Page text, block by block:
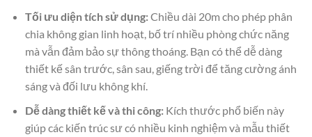
Tối ưu diện tích sử dụng:Chiều dài 20m cho phép phân
chia không gian linh hoạt, bố trí nhiều phòng chức năng
mà vẫn đảm bảo sự thông thoáng. Bạn có thể dễ dàng
thiết kế sân trước, sân sau, giếng trời để tăng cường ánh
sáng và đối lưu không khí.
Dễ dàng thiết kế và thi công:Kích thước phổ biến này
giúp các kiến trúc sư có nhiều kinh nghiệm và mẫu thiết